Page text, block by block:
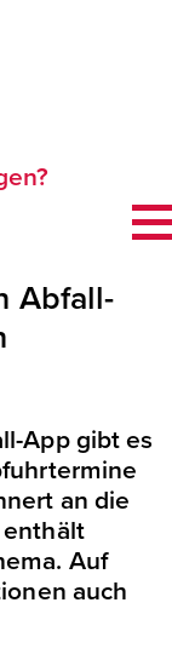
Abfall-
App gibt es
an die
Auf
auch